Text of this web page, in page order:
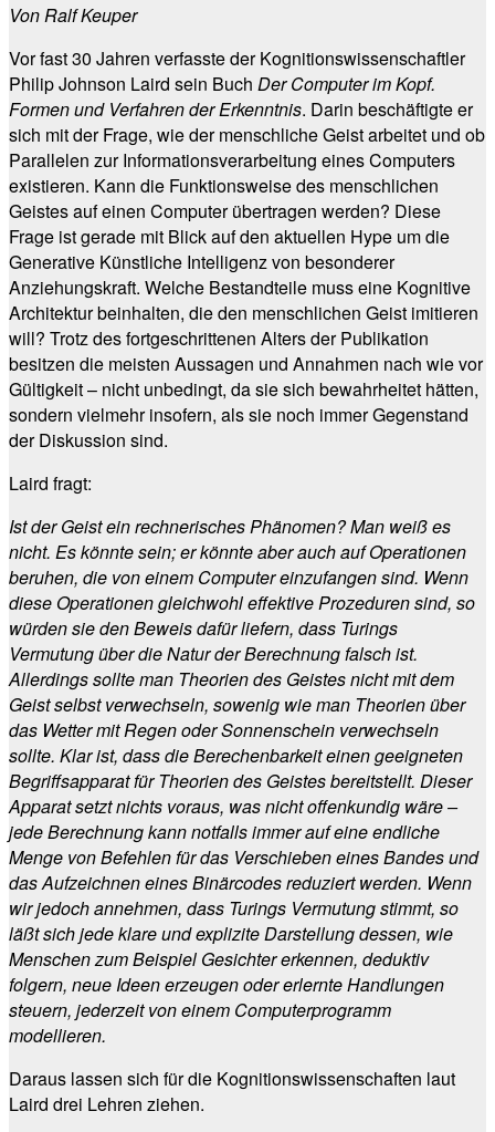
Von Ralf Keuper
Vor fast 30 Jahren verfasste der Kognitionswissenschaftler
Philip Johnson Laird sein Buch Der Computer im Kopf.
Formen und Verfahren der Erkenntnis. Darin beschäftigte er
sich mit der Frage, wie der menschliche Geist arbeitet und ob
Parallelen zur Informationsverarbeitung eines Computers
existieren. Kann die Funktionsweise des menschlichen
Geistes auf einen Computer übertragen werden? Diese
Frage ist gerade mit Blick auf den aktuellen Hype um die
Generative Künstliche Intelligenz von besonderer
Anziehungskraft. Welche Bestandteile muss eine Kognitive
Architektur beinhalten, die den menschlichen Geist imitieren
will? Trotz des fortgeschrittenen Alters der Publikation
besitzen die meisten Aussagen und Annahmen nach wie vor
Gültigkeit – nicht unbedingt, da sie sich bewahrheitet hätten,
sondern vielmehr insofern, als sie noch immer Gegenstand
der Diskussion sind.
Laird fragt:
Ist der Geist ein rechnerisches Phänomen? Man weiß es
nicht. Es könnte sein; er könnte aber auch auf Operationen
beruhen, die von einem Computer einzufangen sind. Wenn
diese Operationen gleichwohl effektive Prozeduren sind, so
würden sie den Beweis dafür liefern, dass Turings
Vermutung über die Natur der Berechnung falsch ist.
Allerdings sollte man Theorien des Geistes nicht mit dem
Geist selbst verwechseln, sowenig wie man Theorien über
das Wetter mit Regen oder Sonnenschein verwechseln
sollte. Klar ist, dass die Berechenbarkeit einen geeigneten
Begriffsapparat für Theorien des Geistes bereitstellt. Dieser
Apparat setzt nichts voraus, was nicht offenkundig wäre –
jede Berechnung kann notfalls immer auf eine endliche
Menge von Befehlen für das Verschieben eines Bandes und
das Aufzeichnen eines Binärcodes reduziert werden. Wenn
wir jedoch annehmen, dass Turings Vermutung stimmt, so
läßt sich jede klare und explizite Darstellung dessen, wie
Menschen zum Beispiel Gesichter erkennen, deduktiv
folgern, neue Ideen erzeugen oder erlernte Handlungen
steuern, jederzeit von einem Computerprogramm
modellieren.
Daraus lassen sich für die Kognitionswissenschaften laut
Laird drei Lehren ziehen.